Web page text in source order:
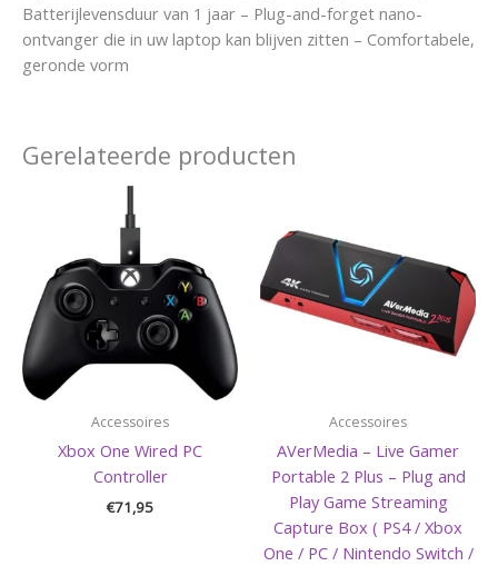
Batterijlevensduur van 1 jaar – Plug-and-forget nano-
ontvanger die in uw laptop kan blijven zitten – Comfortabele,
geronde vorm
Gerelateerde producten
Accessoires
Xbox One Wired PC
Controller
€71,95
Accessoires
AVerMedia – Live Gamer
Portable 2 Plus – Plug and
Play Game Streaming
Capture Box ( PS4 / Xbox
One / PC / Nintendo Switch /